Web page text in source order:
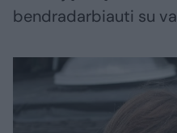
bendradarbiauti su